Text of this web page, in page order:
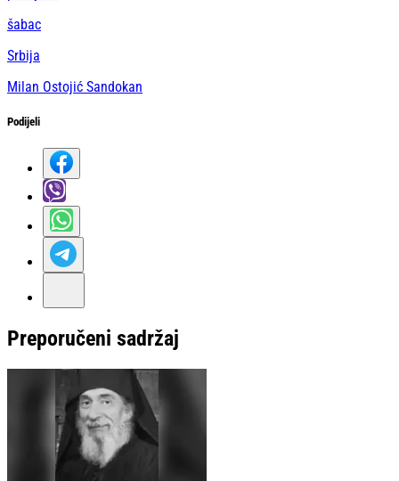
šabac
Srbija
Milan Ostojić Sandokan
Podijeli
Preporučeni sadržaj